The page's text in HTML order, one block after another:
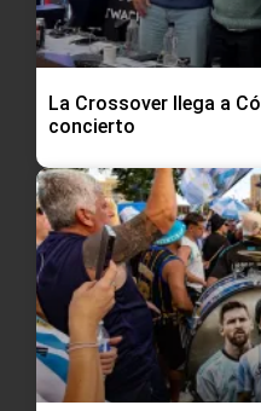
La Crossover llega a
concierto